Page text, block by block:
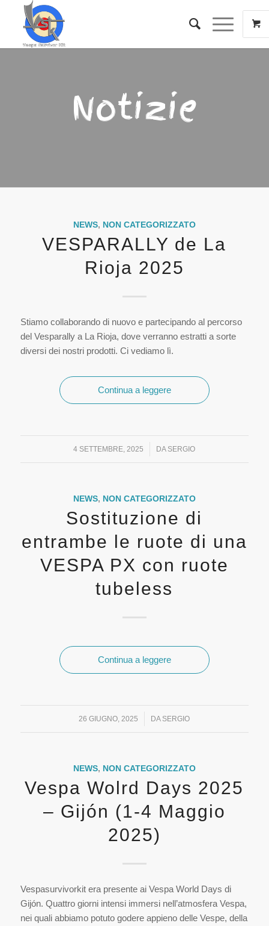
Notizie
NEWS, NON CATEGORIZZATO
VESPARALLY de La
Rioja 2025
Stiamo collaborando di nuovo e partecipando al percorso
del Vesparally a La Rioja, dove verranno estratti a sorte
diversi dei nostri prodotti. Ci vediamo lì.
Continua a leggere
4 SETTEMBRE, 2025
/ DA SERGIO
NEWS, NON CATEGORIZZATO
Sostituzione di
entrambe le ruote di una
VESPA PX con ruote
tubeless
Continua a leggere
26 GIUGNO, 2025
/ DA SERGIO
NEWS, NON CATEGORIZZATO
Vespa Wolrd Days 2025
– Gijón (1-4 Maggio
2025)
Vespasurvivorkit era presente ai Vespa World Days di
Gijón. Quattro giorni intensi immersi nell’atmosfera Vespa,
nei quali abbiamo potuto godere appieno delle Vespe, della